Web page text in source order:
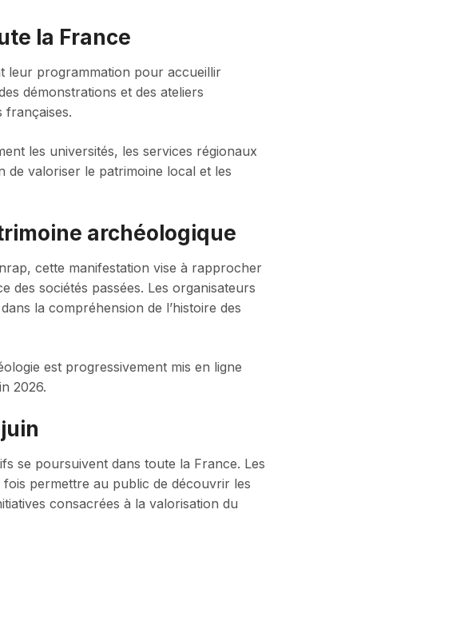
la France
leur programmation pour accueillir
démonstrations et des ateliers
françaises.
les universités, les services régionaux
de valoriser le patrimoine local et les
archéologique
cette manifestation vise à rapprocher
des sociétés passées. Les organisateurs
la compréhension de l’histoire des
est progressivement mis en ligne
2026.
se poursuivent dans toute la France. Les
permettre au public de découvrir les
consacrées à la valorisation du